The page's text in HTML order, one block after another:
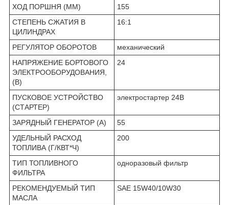
ХОД ПОРШНЯ (ММ)
155
СТЕПЕНЬ СЖАТИЯ В
ЦИЛИНДРАХ
16:1
РЕГУЛЯТОР ОБОРОТОВ
механический
НАПРЯЖЕНИЕ БОРТОВОГО
ЭЛЕКТРООБОРУДОВАНИЯ,
(В)
24
ПУСКОВОЕ УСТРОЙСТВО
(СТАРТЕР)
электростартер 24В
ЗАРЯДНЫЙ ГЕНЕРАТОР (А)
55
УДЕЛЬНЫЙ РАСХОД
ТОПЛИВА (Г/КВТ*Ч)
200
ТИП ТОПЛИВНОГО
ФИЛЬТРА
одноразовый фильтр
РЕКОМЕНДУЕМЫЙ ТИП
МАСЛА
SAE 15W40/10W30